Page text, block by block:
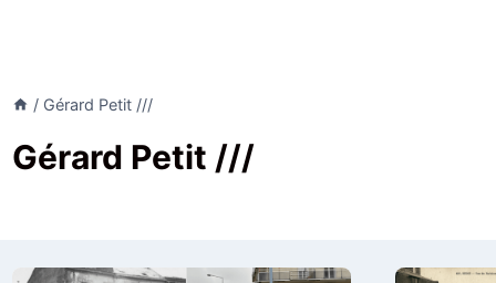
/ Gérard Petit ///
Gérard Petit ///